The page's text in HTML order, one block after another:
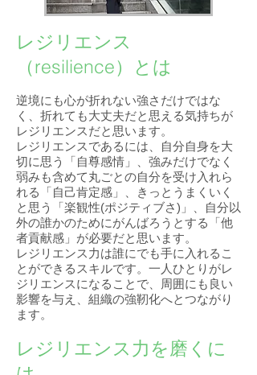
レジリエンス
（resilience）とは
逆境にも心が折れない強さだけではな
く、折れても大丈夫だと思える気持ちが
レジリエンスだと思います。
レジリエンスであるには、自分自身を大
切に思う「自尊感情」、強みだけでなく
弱みも含めて丸ごとの自分を受け入れら
れる「自己肯定感」、きっとうまくいく
と思う「楽観性(ポジティブさ)」、自分以
外の誰かのためにがんばろうとする「他
者貢献感」が必要だと思います。
レジリエンス力は誰にでも手に入れるこ
とができるスキルです。一人ひとりがレ
ジリエンスになることで、周囲にも良い
影響を与え、組織の強靭化へとつながり
ます。
レジリエンス力を磨くに